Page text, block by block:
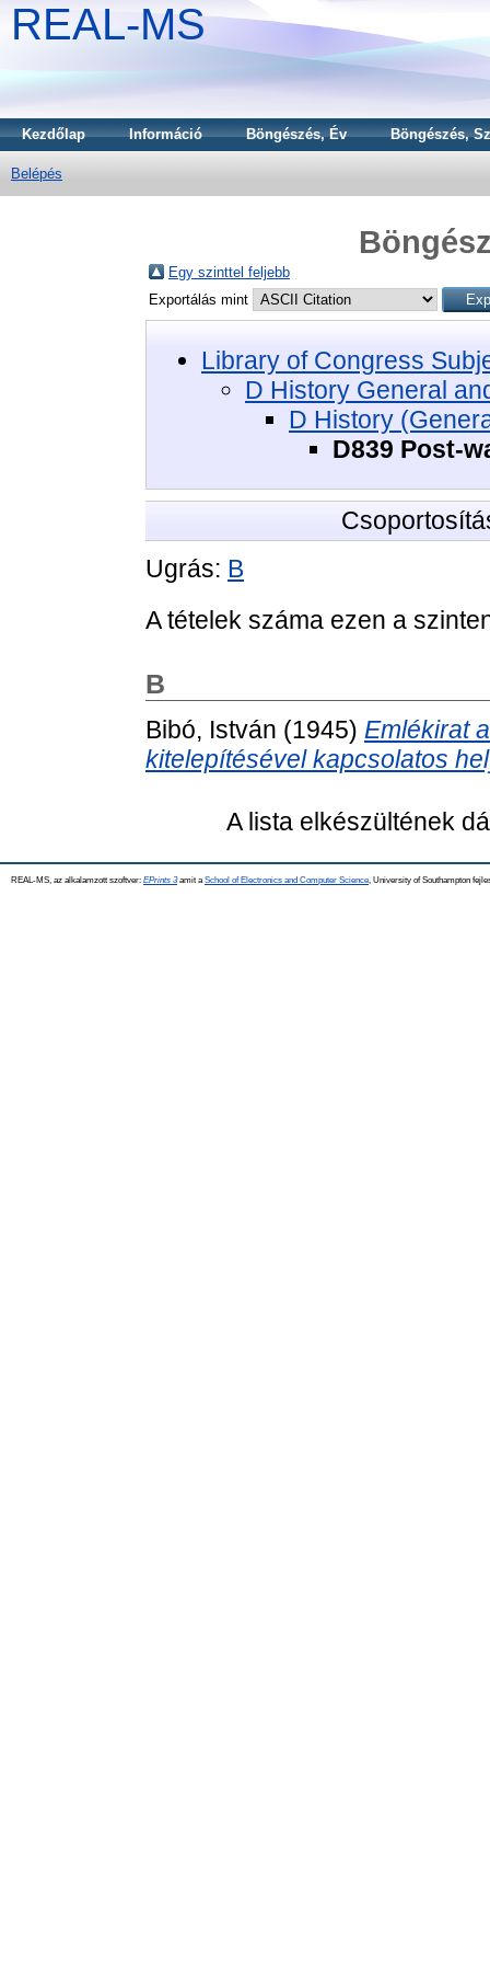
REAL-MS
Kezdőlap Információ Böngészés, Év Böngészés,
Belépés
Egy szinttel feljebb
Exportálás mint
Library of Congress
D History General
D History
D839 Post-
Ugrás: B
A tételek száma ezen a
B
Bibó, István (1945) Emlékirat
kitelepítésével kapcsolatos
A lista elkészültének
REAL-MS, az alkalamzott szoftver: EPrints 3amit a School of Electronics and Computer Science , University of Southampton